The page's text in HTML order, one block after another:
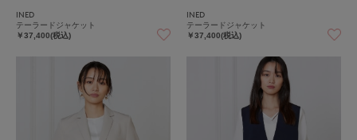
INED
テーラードジャケット
￥37,400(税込)
INED
テーラードジャケット
￥37,400(税込)